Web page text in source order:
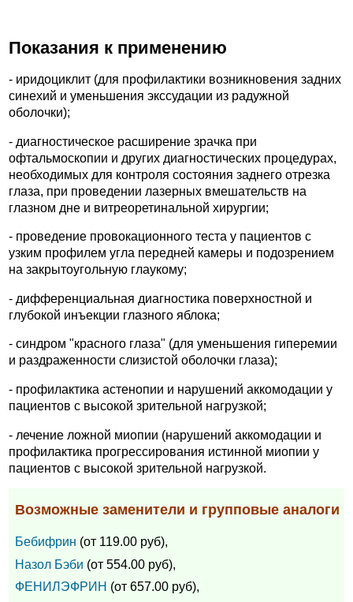
Показания к применению
- иридоциклит (для профилактики возникновения задних
синехий и уменьшения экссудации из радужной
оболочки);
- диагностическое расширение зрачка при
офтальмоскопии и других диагностических процедурах,
необходимых для контроля состояния заднего отрезка
глаза, при проведении лазерных вмешательств на
глазном дне и витреоретинальной хирургии;
- проведение провокационного теста у пациентов с
узким профилем угла передней камеры и подозрением
на закрытоугольную глаукому;
- дифференциальная диагностика поверхностной и
глубокой инъекции глазного яблока;
- синдром "красного глаза" (для уменьшения гиперемии
и раздраженности слизистой оболочки глаза);
- профилактика астенопии и нарушений аккомодации у
пациентов с высокой зрительной нагрузкой;
- лечение ложной миопии (нарушений аккомодации и
профилактика прогрессирования истинной миопии у
пациентов с высокой зрительной нагрузкой.
Возможные заменители и групповые аналоги
Бебифрин (от 119.00 руб),
Назол Бэби (от 554.00 руб),
ФЕНИЛЭФРИН (от 657.00 руб),